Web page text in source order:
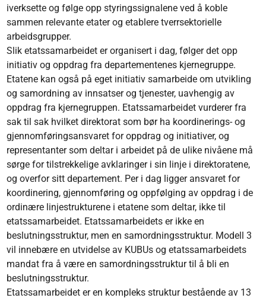
iverksette og følge opp styringssignalene ved å koble
sammen relevante etater og etablere tverrsektorielle
arbeidsgrupper.
Slik etatssamarbeidet er organisert i dag, følger det opp
initiativ og oppdrag fra departementenes kjernegruppe.
Etatene kan også på eget initiativ samarbeide om utvikling
og samordning av innsatser og tjenester, uavhengig av
oppdrag fra kjernegruppen. Etatssamarbeidet vurderer fra
sak til sak hvilket direktorat som bør ha koordinerings- og
gjennomføringsansvaret for oppdrag og initiativer, og
representanter som deltar i arbeidet på de ulike nivåene må
sørge for tilstrekkelige avklaringer i sin linje i direktoratene,
og overfor sitt departement. Per i dag ligger ansvaret for
koordinering, gjennomføring og oppfølging av oppdrag i de
ordinære linjestrukturene i etatene som deltar, ikke til
etatssamarbeidet. Etatssamarbeidets er ikke en
beslutningsstruktur, men en samordningsstruktur. Modell 3
vil innebære en utvidelse av KUBUs og etatssamarbeidets
mandat fra å være en samordningsstruktur til å bli en
beslutningsstruktur.
Etatssamarbeidet er en kompleks struktur bestående av 13